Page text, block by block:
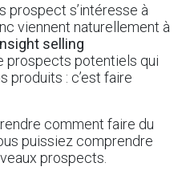
prospect s’intéresse à
viennent naturellement à
selling
prospects potentiels qui
produits : c’est faire
comment faire du
puissiez comprendre
prospects.